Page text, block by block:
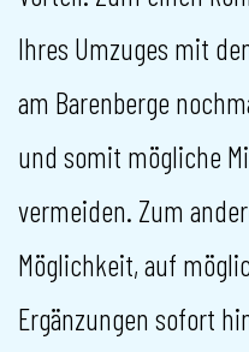
Ihres Umzuges mit
am Barenberge
und somit mögliche
vermeiden. Zum
Möglichkeit, auf
Ergänzungen sofort